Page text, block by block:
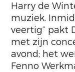
Harry de
muziek.
veertig’’
met zijn
avond; het
Fenno